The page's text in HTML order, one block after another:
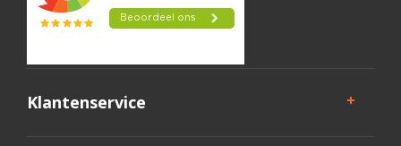
Klantenservice